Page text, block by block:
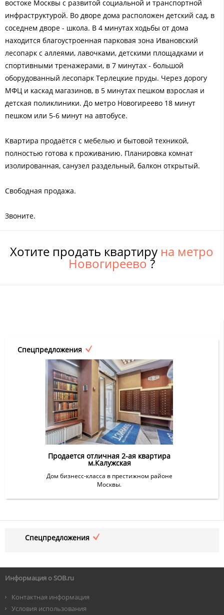
востоке Москвы с развитой социальной и транспортной
инфраструктурой. Во дворе дома расположен детский сад, в
соседнем дворе - школа. В 4 минутах ходьбы от дома
находится благоустроенная парковая зона Ивановский
лесопарк с аллеями, лавочками, детскими площадками и
спортивными тренажерами, в 7 минутах - большой
оборудованный лесопарк Терлецкие пруды. Через дорогу
МФЦ и каскад магазинов, в 5 минутах пешком взрослая и
детская поликлиники. До метро Новогиреево 18 минут
пешком или 5-6 минут на автобусе.
Квартира продаётся с мебелью и бытовой техникой,
полностью готова к проживанию. Планировка комнат
изолированная, санузел раздельный, балкон открытый.
Свободная продажа.
Звоните.
Хотите продать квартиру на метро
Новогиреево ?
Спецпредложения
Продается отличная 2-ая квартира
м.Калужская
Дом бизнесс-класса в престижном районе
Москвы.
Спецпредложения
Информация о SOB.ru
Контактная информация
Условия использования